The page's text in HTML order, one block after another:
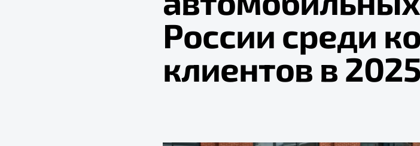
России среди
клиентов в